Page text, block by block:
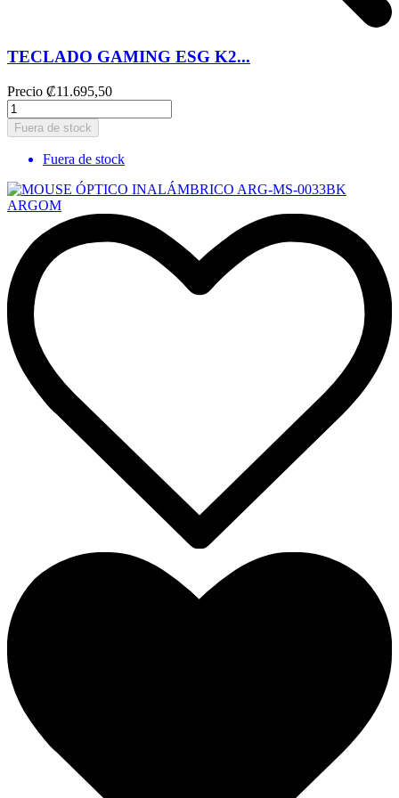
TECLADO GAMING ESG K2...
Precio ₡11.695,50
Fuera de stock
Fuera de stock